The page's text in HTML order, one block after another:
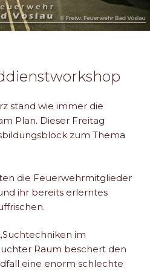
stand wie immer die
Plan. Dieser Freitag
zum Thema
die Feuerwehrmitglieder
ihr bereits erlerntes
im
Raum beschert den
eine enorm schlechte